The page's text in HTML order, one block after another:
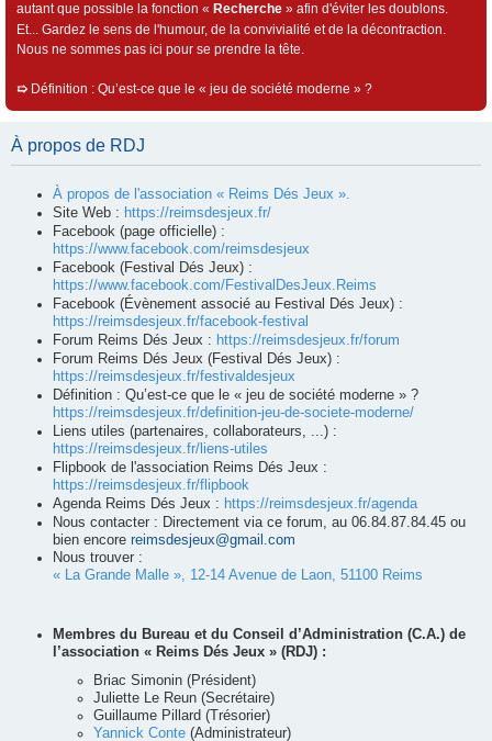
autant que possible la fonction « Recherche » afin d'éviter les doublons.
Et... Gardez le sens de l'humour, de la convivialité et de la décontraction.
Nous ne sommes pas ici pour se prendre la tête.
➯ Définition : Qu’est-ce que le « jeu de société moderne » ?
À propos de RDJ
À propos de l'association « Reims Dés Jeux ».
Site Web : https://reimsdesjeux.fr/
Facebook (page officielle) :
https://www.facebook.com/reimsdesjeux
Facebook (Festival Dés Jeux) :
https://www.facebook.com/FestivalDesJeux.Reims
Facebook (Évènement associé au Festival Dés Jeux) :
https://reimsdesjeux.fr/facebook-festival
Forum Reims Dés Jeux : https://reimsdesjeux.fr/forum
Forum Reims Dés Jeux (Festival Dés Jeux) :
https://reimsdesjeux.fr/festivaldesjeux
Définition : Qu’est-ce que le « jeu de société moderne » ?
https://reimsdesjeux.fr/definition-jeu-de-societe-moderne/
Liens utiles (partenaires, collaborateurs, ...) :
https://reimsdesjeux.fr/liens-utiles
Flipbook de l'association Reims Dés Jeux :
https://reimsdesjeux.fr/flipbook
Agenda Reims Dés Jeux : https://reimsdesjeux.fr/agenda
Nous contacter : Directement via ce forum, au 06.84.87.84.45 ou
bien encore reimsdesjeux@gmail.com
Nous trouver :
« La Grande Malle », 12-14 Avenue de Laon, 51100 Reims
Membres du Bureau et du Conseil d’Administration (C.A.) de
l’association « Reims Dés Jeux » (RDJ) :
Briac Simonin (Président)
Juliette Le Reun (Secrétaire)
Guillaume Pillard (Trésorier)
Yannick Conte (Administrateur)